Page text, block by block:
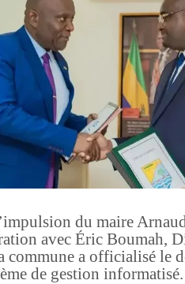
du maire
avec Éric Boumah,
commune a officialisé le
de gestion informatisé.